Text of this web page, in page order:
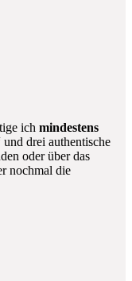
ich mindestens
drei authentische
oder über das
nochmal die